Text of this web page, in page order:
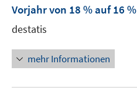
Vorjahr von 18 % auf 16 %
destatis
mehr Informationen